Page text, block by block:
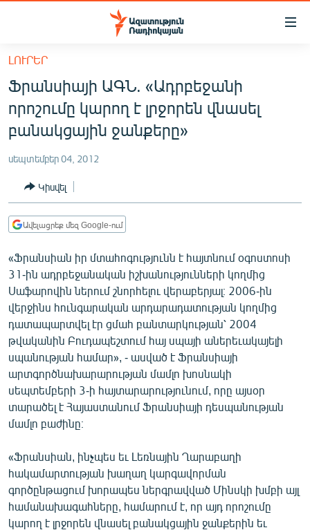
Մատչելիության
հիմնական
բովանդակությանը
հիմնական
մենյուին
ՀԱՅԱՍՏԱՆ
ՔԱՂԱՔԱԿԱՆ
ՀԱՍԱՐԱԿՈՒԹՅՈՒՆ
ՏՆՏԵՍՈՒԹՅՈՒՆ
ՊԱՏԵՐԱԶՄԻ 6 ՇԱԲԱԹՆԵՐԸ
ՏԱՐԱԾԱՇՐՋԱՆ
ՄԻՋԱԶԳԱՅԻՆ
ՄՇԱԿՈՒՅԹ
ՍՊՈՐՏ
ՄԵԿՆԱԲԱՆՈՒԹՅՈՒՆ
ՏՏ ԵՒ ԻՆՏԵՐՆԵՏ
ԱՐԽԻՎ
ՏԵՍԱՆՅՈՒԹԵՐ
ԲԱՆԱՎԵՃ
ԼՈՒՐԵՐ
Ֆրանսիայի ԱԳՆ. «Ադրբեջանի
որոշումը կարող է լրջորեն վնասել
բանակցային ջանքերը»
սեպտեմբեր 04, 2012
Կիսվել
Ավելացրեք մեզ Google-ում
«Ֆրանսիան իր մտահոգությունն է հայտնում օգոստոսի
31-ին ադրբեջանական իշխանությունների կողմից
Սաֆարովին ներում շնորհելու վերաբերյալ։ 2006-ին
վերջինս հունգարական արդարադատության կողմից
դատապարտվել էր ցմահ բանտարկության՝ 2004
թվականին Բուդապեշտում հայ սպայի աներեւակայելի
սպանության համար», - ասված է Ֆրանսիայի
արտգործնախարարության մամլո խոսնակի
սեպտեմբերի 3-ի հայտարարությունում, որը այսօր
տարածել է Հայաստանում Ֆրանսիայի դեսպանության
մամլո բաժինը։
«Ֆրանսիան, ինչպես եւ Լեռնային Ղարաբաղի
հակամարտության խաղաղ կարգավորման
գործընթացում խորապես ներգրավված Մինսկի խմբի այլ
համանախագահները, համարում է, որ այդ որոշումը
կարող է լրջորեն վնասել բանակցային ջանքերին եւ